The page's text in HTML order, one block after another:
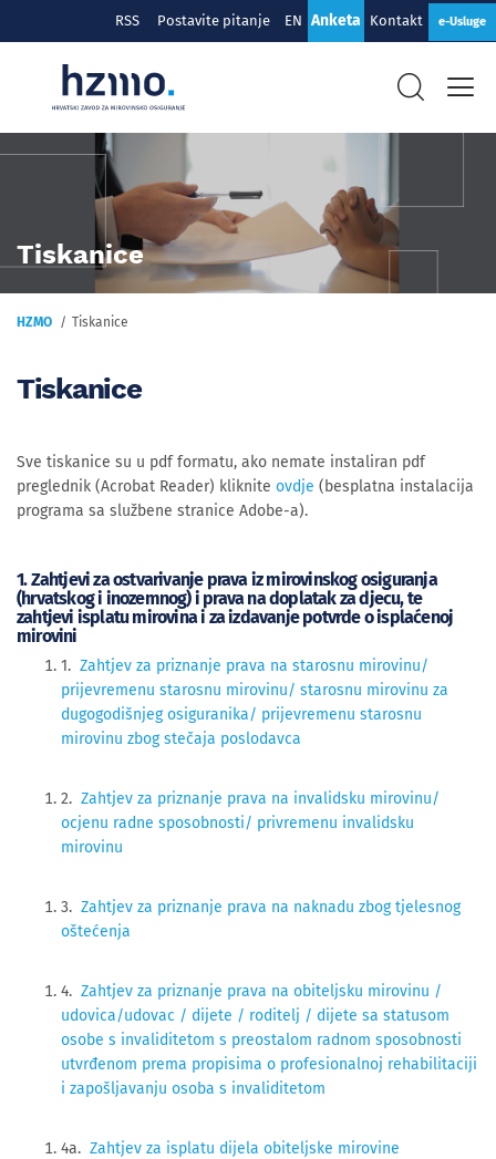
RSS Postavite pitanje EN Anketa Kontakt e-Usluge
Tiskanice
HZMO Tiskanice
Tiskanice
Sve tiskanice su u pdf formatu, ako nemate instaliran pdf
preglednik (Acrobat Reader) kliknite ovdje (besplatna instalacija
programa sa službene stranice Adobe-a).
1. Zahtjevi za ostvarivanje prava iz mirovinskog osiguranja
(hrvatskog i inozemnog) i prava na doplatak za djecu, te
zahtjevi isplatu mirovina i za izdavanje potvrde o isplaćenoj
mirovini
1. Zahtjev za priznanje prava na starosnu mirovinu/
prijevremenu starosnu mirovinu/ starosnu mirovinu za
dugogodišnjeg osiguranika/ prijevremenu starosnu
mirovinu zbog stečaja poslodavca
2. Zahtjev za priznanje prava na invalidsku mirovinu/
ocjenu radne sposobnosti/ privremenu invalidsku
mirovinu
3. Zahtjev za priznanje prava na naknadu zbog tjelesnog
oštećenja
4. Zahtjev za priznanje prava na obiteljsku mirovinu /
udovica/udovac / dijete / roditelj / dijete sa statusom
osobe s invaliditetom s preostalom radnom sposobnosti
utvrđenom prema propisima o profesionalnoj rehabilitaciji
i zapošljavanju osoba s invaliditetom
4a. Zahtjev za isplatu dijela obiteljske mirovine